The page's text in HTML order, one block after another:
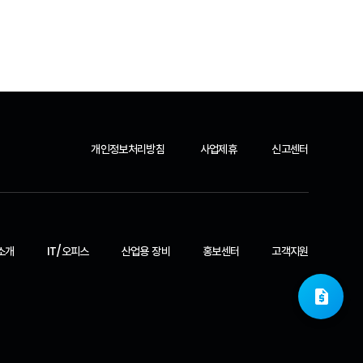
request_quote
개인정보처리방침 사업제휴 신고센터
개 IT/오피스 산업용 장비 홍보센터 고객지원